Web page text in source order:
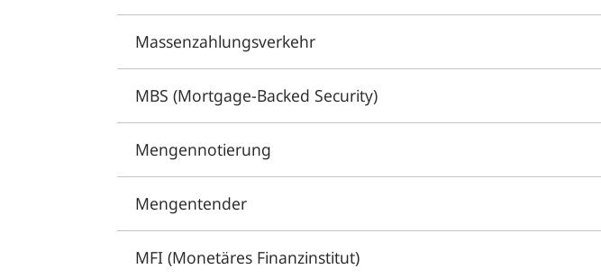
Massenzahlungsverkehr
MBS (Mortgage-Backed Security)
Mengennotierung
Mengentender
MFI (Monetäres Finanzinstitut)